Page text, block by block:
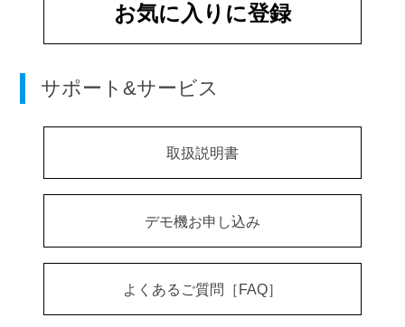
お気に入りに登録
サポート&サービス
取扱説明書
デモ機お申し込み
よくあるご質問［FAQ］